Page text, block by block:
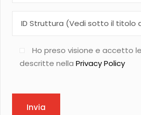
Ho preso visione e accetto
descritte nella Privacy Policy
Invia